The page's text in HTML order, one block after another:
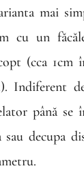
mai
cu un
(cca 1cm
Indiferent
până se
decupa